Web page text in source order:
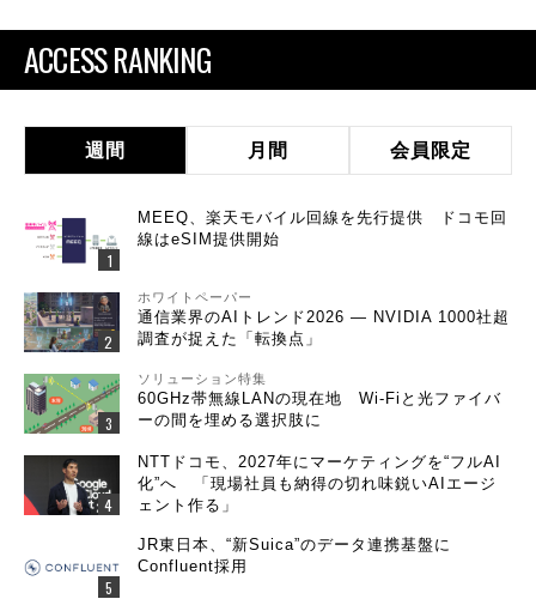
ACCESS RANKING
週間 月間 会員限定
MEEQ、楽天モバイル回線を先行提供 ドコモ回
線はeSIM提供開始
ホワイトペーパー
通信業界のAIトレンド2026 ― NVIDIA 1000社超
調査が捉えた「転換点」
ソリューション特集
60GHz帯無線LANの現在地 Wi-Fiと光ファイバ
ーの間を埋める選択肢に
NTTドコモ、2027年にマーケティングを“フルAI
化”へ 「現場社員も納得の切れ味鋭いAIエージ
ェント作る」
JR東日本、“新Suica”のデータ連携基盤に
Confluent採用